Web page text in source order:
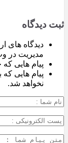
ثبت دیدگاه
دیدگاه های
مدیریت در
پیام هایی
پیام هایی
نخواهد شد.